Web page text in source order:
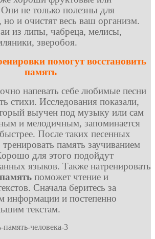
не только полезны для
но и очистят весь ваш организм.
из липы, чабреца, мелисы,
зверобоя.
помогут восстановить
память
напевать себе любимые песни
стихи. Исследования показали,
выучен под музыку или сам
и мелодичным, запоминается
После таких песенных
память заучиванием
для этого подойдут
языков. Также натренировать
поможет чтение и
Сначала беритесь за
информации и постепенно
текстам.